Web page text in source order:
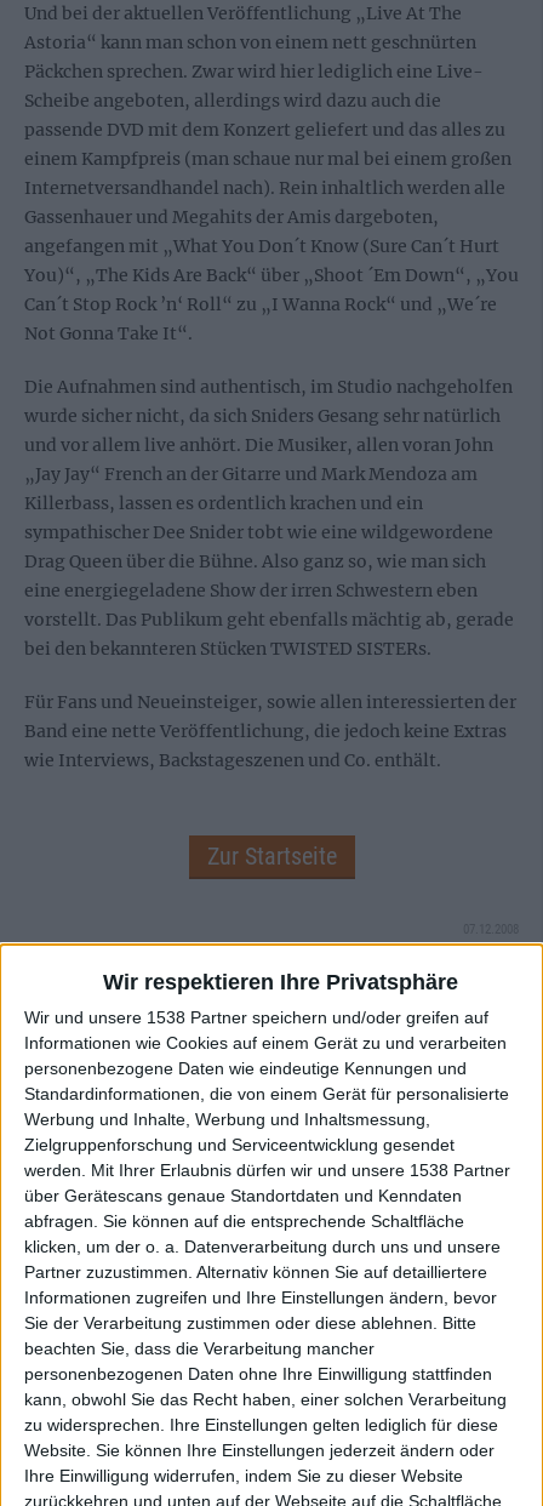
Wir respektieren Ihre Privatsphäre
Wir und unsere 1538 Partner speichern und/oder greifen auf
Informationen wie Cookies auf einem Gerät zu und verarbeiten
personenbezogene Daten wie eindeutige Kennungen und
Standardinformationen, die von einem Gerät für personalisierte
Werbung und Inhalte, Werbung und Inhaltsmessung,
Zielgruppenforschung und Serviceentwicklung gesendet
werden. Mit Ihrer Erlaubnis dürfen wir und unsere 1538 Partner
über Gerätescans genaue Standortdaten und Kenndaten
abfragen. Sie können auf die entsprechende Schaltfläche
klicken, um der o. a. Datenverarbeitung durch uns und unsere
Partner zuzustimmen. Alternativ können Sie auf detailliertere
Informationen zugreifen und Ihre Einstellungen ändern, bevor
Sie der Verarbeitung zustimmen oder diese ablehnen. Bitte
beachten Sie, dass die Verarbeitung mancher
personenbezogenen Daten ohne Ihre Einwilligung stattfinden
kann, obwohl Sie das Recht haben, einer solchen Verarbeitung
zu widersprechen. Ihre Einstellungen gelten lediglich für diese
Website. Sie können Ihre Einstellungen jederzeit ändern oder
Ihre Einwilligung widerrufen, indem Sie zu dieser Website
zurückkehren und unten auf der Webseite auf die Schaltfläche
Und bei der aktuellen Veröffentlichung „Live At The
Astoria“ kann man schon von einem nett geschnürten
Päckchen sprechen. Zwar wird hier lediglich eine Live-
Scheibe angeboten, allerdings wird dazu auch die
passende DVD mit dem Konzert geliefert und das alles zu
einem Kampfpreis (man schaue nur mal bei einem großen
Internetversandhandel nach). Rein inhaltlich werden alle
Gassenhauer und Megahits der Amis dargeboten,
angefangen mit „What You Don´t Know (Sure Can´t Hurt
You)“, „The Kids Are Back“ über „Shoot ´Em Down“, „You
Can´t Stop Rock ’n‘ Roll“ zu „I Wanna Rock“ und „We´re
Not Gonna Take It“.
Die Aufnahmen sind authentisch, im Studio nachgeholfen
wurde sicher nicht, da sich Sniders Gesang sehr natürlich
und vor allem live anhört. Die Musiker, allen voran John
„Jay Jay“ French an der Gitarre und Mark Mendoza am
Killerbass, lassen es ordentlich krachen und ein
sympathischer Dee Snider tobt wie eine wildgewordene
Drag Queen über die Bühne. Also ganz so, wie man sich
eine energiegeladene Show der irren Schwestern eben
vorstellt. Das Publikum geht ebenfalls mächtig ab, gerade
bei den bekannteren Stücken TWISTED SISTERs.
Für Fans und Neueinsteiger, sowie allen interessierten der
Band eine nette Veröffentlichung, die jedoch keine Extras
wie Interviews, Backstageszenen und Co. enthält.
Zur Startseite
Ingo
Newsletter abonnieren
Twisted Sister - Live At The Astoria
BAND TWISTED SISTER